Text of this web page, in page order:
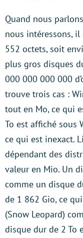
Quand nous
nous intéressons,
552 octets, soit
plus gros disques
000 000 000 000
trouve trois cas :
tout en Mo, ce qui
To est affiché sous
ce qui est inexact.
dépendant des
valeur en Mio. Un
comme un disque
de 1 862 Gio, ce
(Snow Leopard)
disque dur de 2 To